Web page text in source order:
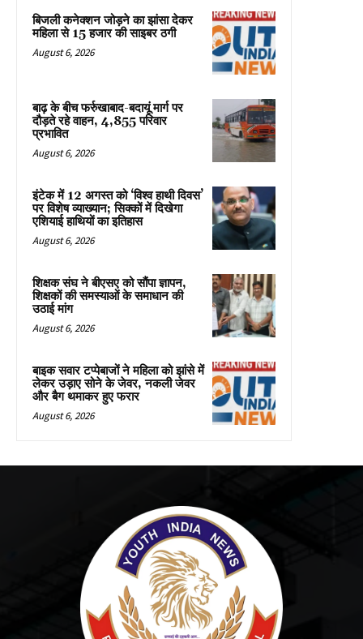
बिजली कनेक्शन जोड़ने का झांसा देकर
महिला से 15 हजार की साइबर ठगी
August 6, 2026
बाढ़ के बीच फर्रुखाबाद-बदायूं मार्ग पर
दौड़ते रहे वाहन, 4,855 परिवार
प्रभावित
August 6, 2026
इंटेक में 12 अगस्त को ‘विश्व हाथी दिवस’
पर विशेष व्याख्यान; सिक्कों में दिखेगा
एशियाई हाथियों का इतिहास
August 6, 2026
शिक्षक संघ ने बीएसए को सौंपा ज्ञापन,
शिक्षकों की समस्याओं के समाधान की
उठाई मांग
August 6, 2026
बाइक सवार टप्पेबाजों ने महिला को झांसे में
लेकर उड़ाए सोने के जेवर, नकली जेवर
और बैग थमाकर हुए फरार
August 6, 2026